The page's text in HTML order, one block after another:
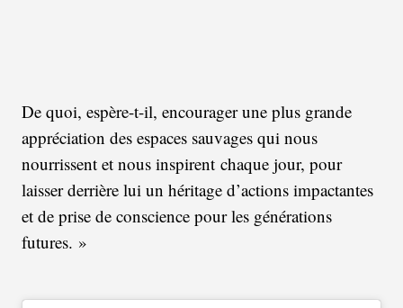
De quoi, espère-t-il, encourager une plus grande
appréciation des espaces sauvages qui nous
nourrissent et nous inspirent chaque jour, pour
laisser derrière lui un héritage d’actions impactantes
et de prise de conscience pour les générations
futures. »